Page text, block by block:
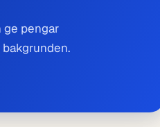
ge pengar